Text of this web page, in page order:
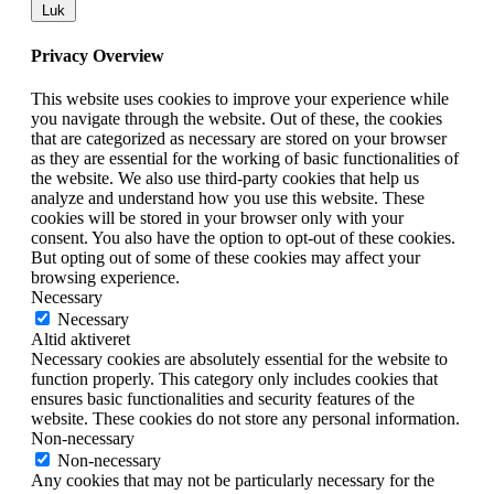
Luk
Privacy Overview
This website uses cookies to improve your experience while
you navigate through the website. Out of these, the cookies
that are categorized as necessary are stored on your browser
as they are essential for the working of basic functionalities of
the website. We also use third-party cookies that help us
analyze and understand how you use this website. These
cookies will be stored in your browser only with your
consent. You also have the option to opt-out of these cookies.
But opting out of some of these cookies may affect your
browsing experience.
Necessary
Necessary
Altid aktiveret
Necessary cookies are absolutely essential for the website to
function properly. This category only includes cookies that
ensures basic functionalities and security features of the
website. These cookies do not store any personal information.
Non-necessary
Non-necessary
Any cookies that may not be particularly necessary for the